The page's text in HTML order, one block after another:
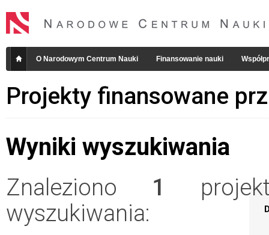
O Narodowym Centrum Nauki Finansowanie nauki
Projekty finansowane
Wyniki wyszukiwania
Znaleziono 1
wyszukiwania: